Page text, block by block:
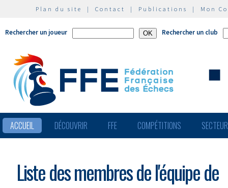
Plan du site | Contact | Publications | Mon
Rechercher un joueur Rechercher un club
ACCUEIL DÉCOUVRIR FFE COMPÉTITIONS
Liste des membres de l'équipe de